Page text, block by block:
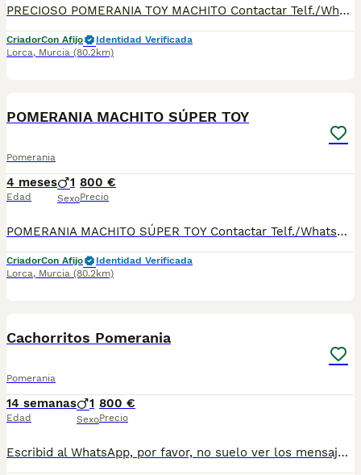
PRECIOSO POMERANIA TOY MACHITO Contactar Telf./WhatsApp: 630 04 72 63 / 614 20 54 71 / 687 10 74 96 Disponibles sin reservar: Precio desde 900 €* Se pueden ver previamente sin ningún compromiso. Si le interesa ya se lo pueden llevar Se entregan con su cartilla sanitaria, desparasitado y con las vacunas correspondientes a su edad. *El precio de los cachorros no incluyen envíos, si el cliente solicita ese servicio, el coste del mismo lo pagará directamente el cliente a la agencia del transporte.
CriadorCon Afijo
Identidad Verificada
Lorca, Murcia (80.2km)
POMERANIA MACHITO SÚPER TOY
Pomerania
4 meses
Edad
1
Sexo
800 €
Precio
POMERANIA MACHITO SÚPER TOY Contactar Telf./WhatsApp: 630 04 72 63 / 614 20 54 71 / 687 10 74 96 Disponibles sin reservar: MACHITOS desde 800€* Se puede ver previamente sin ningún compromiso. Si le interesa ya se lo podría llevar Se entregan con su cartilla sanitaria, desparasitados y con las vacunas correspondientes a su edad. *El precio de los cachorros no incluyen envíos, si el cliente solicita ese servicio, el coste del mismo lo pagará directamente el cliente a la agencia del transporte.
CriadorCon Afijo
Identidad Verificada
Lorca, Murcia (80.2km)
Cachorritos Pomerania
Pomerania
14 semanas
Edad
1
Sexo
800 €
Precio
Escribid al WhatsApp, por favor, no suelo ver los mensajes de la plataforma, dadle a mostrar telefono, por favor. Atiendo WhatsApp al 697696207. Preciosos cachorritos pomerania macho y hembras, los machos son los tres primeros, el mas clarito y el negro y fuego y el tricolor. Criados en libertad, muy simpaticos y cariñosos. Se entregan desparasitados, vacunados, con chip, cartilla sanitaria y contrato de garantía.